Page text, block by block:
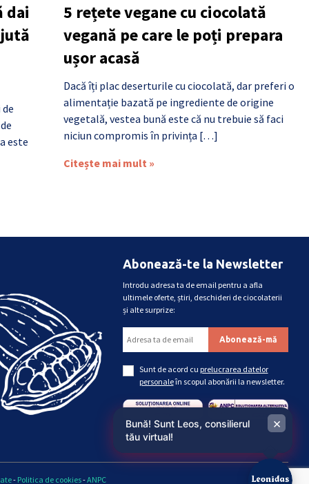
dai
este
5 rețete vegane cu ciocolată
vegană pe care le poți prepara
ușor acasă
Dacă îți plac deserturile cu ciocolată, dar preferi o
alimentație bazată pe ingrediente de origine
vegetală, vestea bună este că nu trebuie să faci
niciun compromis în privința […]
Citește mai mult »
Abonează-te la Newsletter
Introdu adresa ta de email pentru a afla
ultimele oferte, știri, deschideri de ciocolaterii
și alte surprize:
Sunt de acord cu prelucrarea datelor
personaleîn scopul abonării la newsletter.
- Politica de cookies-ANPC
Bună! Sunt Leos, consilierul
tău virtual!
×